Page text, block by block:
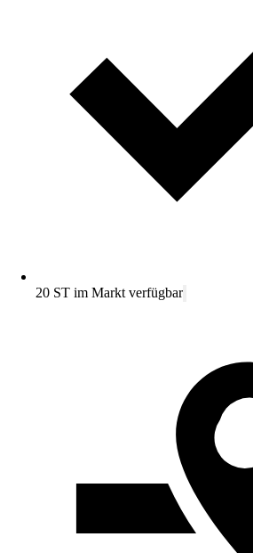
20 ST im Markt verfügbar